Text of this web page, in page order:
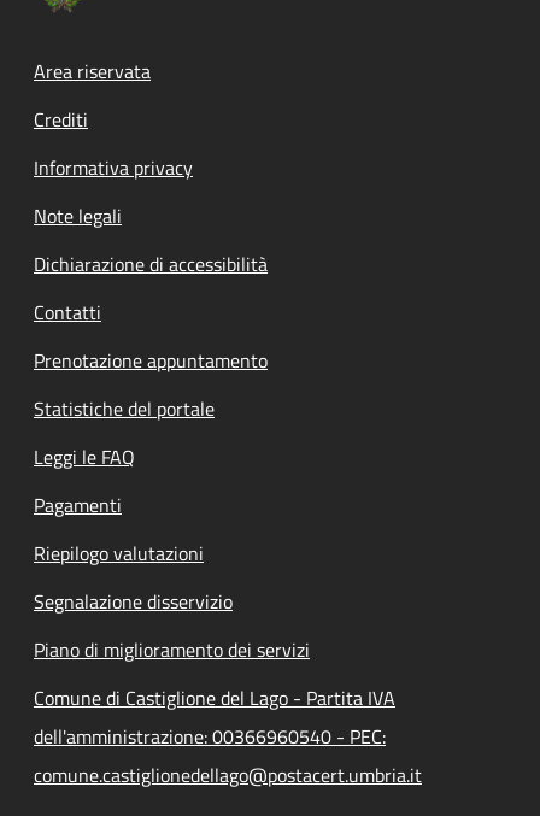
Footer menu
Area riservata
Crediti
Informativa privacy
Note legali
Dichiarazione di accessibilità
Contatti
Prenotazione appuntamento
Statistiche del portale
Leggi le FAQ
Pagamenti
Riepilogo valutazioni
Segnalazione disservizio
Piano di miglioramento dei servizi
Comune di Castiglione del Lago - Partita IVA
dell'amministrazione: 00366960540 - PEC:
comune.castiglionedellago@postacert.umbria.it